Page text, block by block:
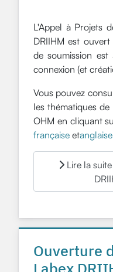
L'Appel à Projets
DRIIHM est
de soumission
connexion (et
Vous pouvez
les thématiques
OHM en cliquant
française et
Lire la suite
Ouverture